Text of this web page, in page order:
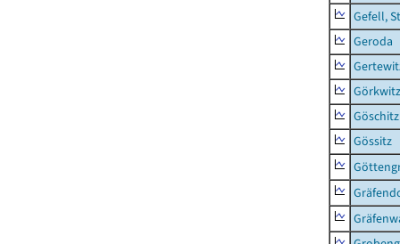
Gefell,
Geroda
Görkwitz
Göschitz
Gössitz